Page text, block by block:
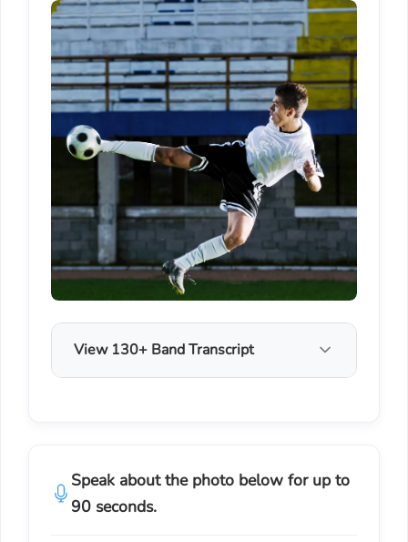
View 130+ Band Transcript
Speak about the photo below for up to
90 seconds.